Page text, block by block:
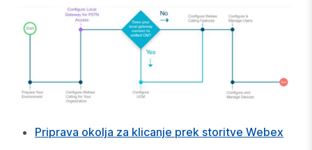
Priprava okolja za klicanje prek storitve Webex